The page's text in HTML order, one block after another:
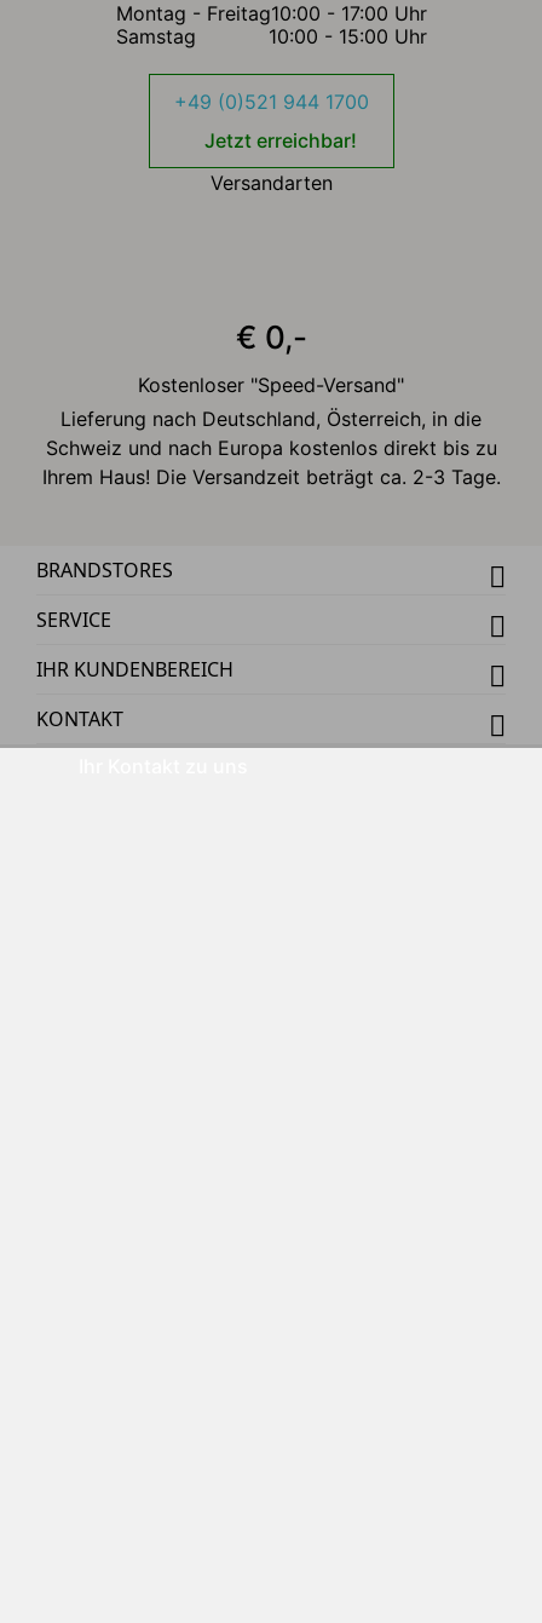
Montag - Freitag10:00 - 17:00 Uhr
Samstag
10:00 - 15:00 Uhr
+49 (0)521 944 1700
Jetzt erreichbar!
Versandarten
€ 0,-
Kostenloser "Speed-Versand"
Lieferung nach Deutschland, Österreich, in die
Schweiz und nach Europa kostenlos direkt bis zu
Ihrem Haus! Die Versandzeit beträgt ca. 2-3 Tage.
BRANDSTORES
SERVICE
IHR KUNDENBEREICH
KONTAKT